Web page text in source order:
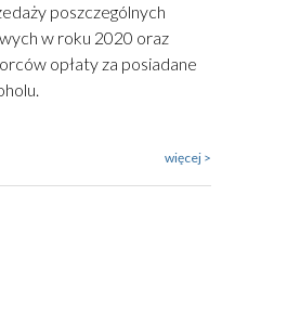
poszczególnych
w roku 2020 oraz
opłaty za posiadane
więcej >